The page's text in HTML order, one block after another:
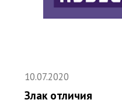
10.07.2020
Злак отличия